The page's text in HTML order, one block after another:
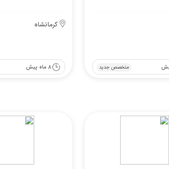
متخصص جدید
کرمانشاه
8 ماه پیش